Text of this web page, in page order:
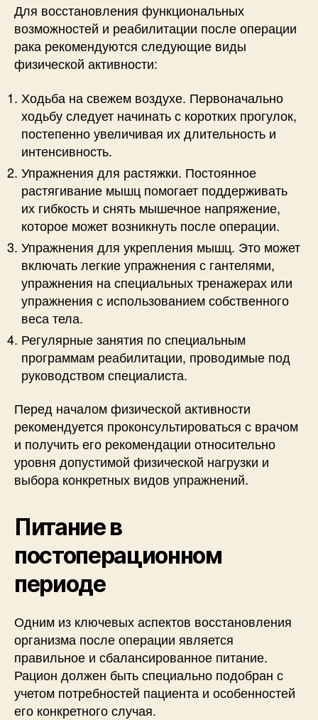
Для восстановления функциональных
возможностей и реабилитации после операции
рака рекомендуются следующие виды
физической активности:
Ходьба на свежем воздухе. Первоначально
ходьбу следует начинать с коротких прогулок,
постепенно увеличивая их длительность и
интенсивность.
Упражнения для растяжки. Постоянное
растягивание мышц помогает поддерживать
их гибкость и снять мышечное напряжение,
которое может возникнуть после операции.
Упражнения для укрепления мышц. Это может
включать легкие упражнения с гантелями,
упражнения на специальных тренажерах или
упражнения с использованием собственного
веса тела.
Регулярные занятия по специальным
программам реабилитации, проводимые под
руководством специалиста.
Перед началом физической активности
рекомендуется проконсультироваться с врачом
и получить его рекомендации относительно
уровня допустимой физической нагрузки и
выбора конкретных видов упражнений.
Питание в
постоперационном
периоде
Одним из ключевых аспектов восстановления
организма после операции является
правильное и сбалансированное питание.
Рацион должен быть специально подобран с
учетом потребностей пациента и особенностей
его конкретного случая.